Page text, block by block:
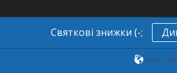
Святкові знижки (-;
вул.